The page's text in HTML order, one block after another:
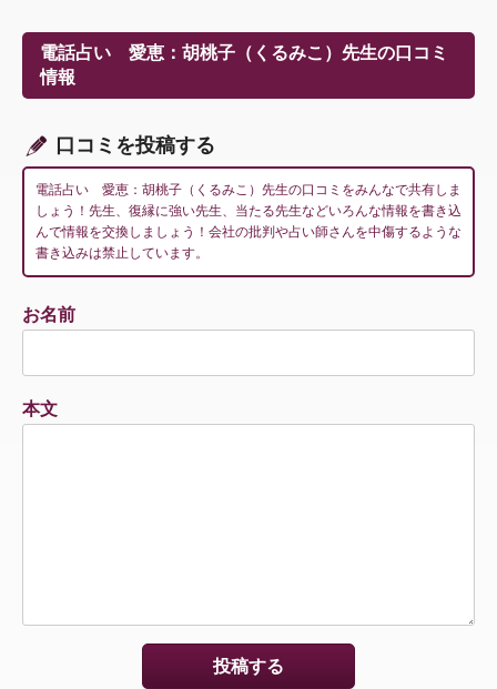
ー
シ
ョ
電話占い 愛恵：胡桃子（くるみこ）先生の口コミ
情報
口コミを投稿する
電話占い 愛恵：胡桃子（くるみこ）先生の口コミをみんなで共有しま
しょう！先生、復縁に強い先生、当たる先生などいろんな情報を書き込
んで情報を交換しましょう！会社の批判や占い師さんを中傷するような
書き込みは禁止しています。
お名前
本文